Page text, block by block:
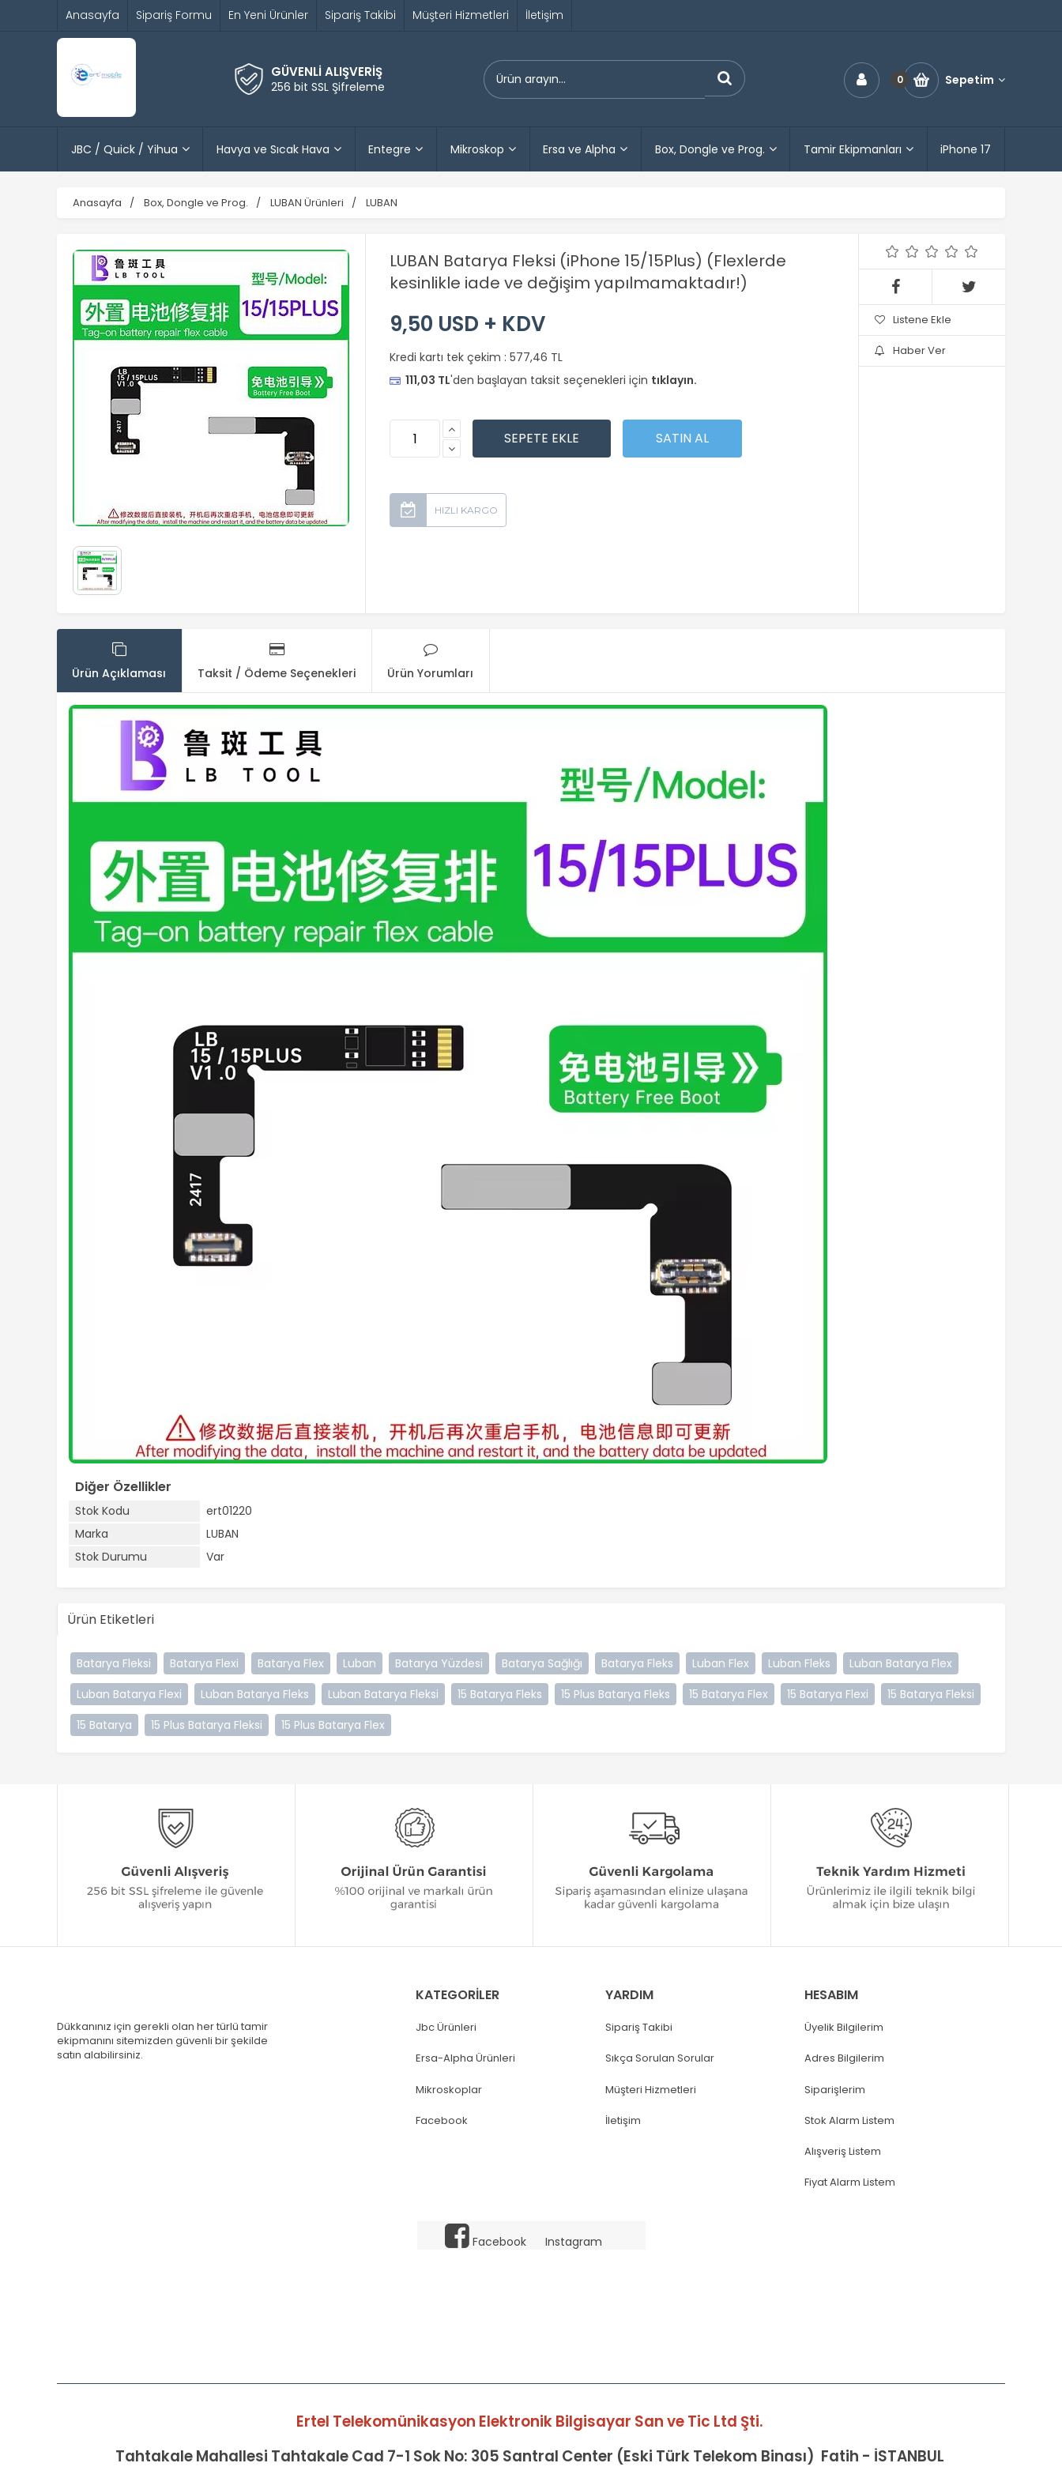
Anasayfa Sipariş Formu En Yeni Ürünler Sipariş Takibi Müşteri Hizmetleri İletişim
GÜVENLİ ALIŞVERİŞ
256 bit SSL Şifreleme 0 Sepetim
JBC / Quick / Yihua Havya ve Sıcak Hava Entegre Mikroskop Ersa ve Alpha Box, Dongle ve Prog. Tamir Ekipmanları iPhone 17
Anasayfa Box, Dongle ve Prog. LUBAN Ürünleri LUBAN
LUBAN Batarya Fleksi (iPhone 15/15Plus) (Flexlerde
kesinlikle iade ve değişim yapılmamaktadır!)
9,50 USD + KDV
Kredi kartı tek çekim : 577,46 TL
111,03 TL'den başlayan taksit seçenekleri için tıklayın.
Listene Ekle
Haber Ver
Ürün Açıklaması Taksit / Ödeme Seçenekleri Ürün Yorumları
Diğer Özellikler
Stok Kodu
ert01220
Marka
LUBAN
Stok Durumu
Var
Ürün Etiketleri
Batarya Fleksi Batarya Flexi Batarya Flex Luban Batarya Yüzdesi Batarya Sağlığı Batarya Fleks Luban Flex Luban Fleks
Luban Batarya Flex
Luban Batarya Flexi
Luban Batarya Fleks Luban Batarya Fleksi 15 Batarya Fleks 15 Plus Batarya Fleks 15 Batarya Flex 15 Batarya Flexi
15 Batarya Fleksi
15 Batarya
15 Plus Batarya Fleksi 15 Plus Batarya Flex
Dükkanınız için gerekli olan her türlü tamir
ekipmanını sitemizden güvenli bir şekilde
satın alabilirsiniz.
KATEGORİLER
Jbc Ürünleri
Ersa-Alpha Ürünleri
Mikroskoplar
Facebook
YARDIM
Sipariş Takibi
Sıkça Sorulan Sorular
Müşteri Hizmetleri
İletişim
HESABIM
Üyelik Bilgilerim
Adres Bilgilerim
Siparişlerim
Stok Alarm Listem
Alışveriş Listem
Fiyat Alarm Listem
Facebook Instagram
Ertel Telekomünikasyon Elektronik Bilgisayar San ve Tic Ltd Şti.
Tahtakale Mahallesi Tahtakale Cad 7-1 Sok No: 305 Santral Center (Eski Türk Telekom Binası) Fatih - İSTANBUL